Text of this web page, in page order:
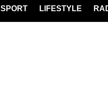
SPORT LIFESTYLE